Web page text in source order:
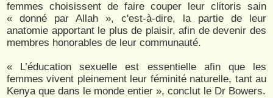
femmes choisissent de faire couper leur clitoris sain
« donné par Allah », c'est-à-dire, la partie de leur
anatomie apportant le plus de plaisir, afin de devenir des
membres honorables de leur communauté.
« L’éducation sexuelle est essentielle afin que les
femmes vivent pleinement leur féminité naturelle, tant au
Kenya que dans le monde entier », conclut le Dr Bowers.